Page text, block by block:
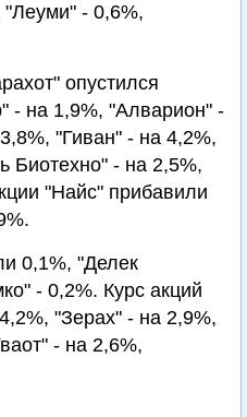
- 0,6%,
опустился
- на 1,9%, "Алварион" -
"Гиван" - на 4,2%,
Биотехно" - на 2,5%,
"Найс" прибавили
0,1%, "Делек
- 0,2%. Курс акций
"Зерах" - на 2,9%,
- на 2,6%,